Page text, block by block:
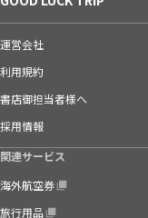
運営会社
利用規約
書店御担当者様へ
採用情報
関連サービス
海外航空券
旅行用品